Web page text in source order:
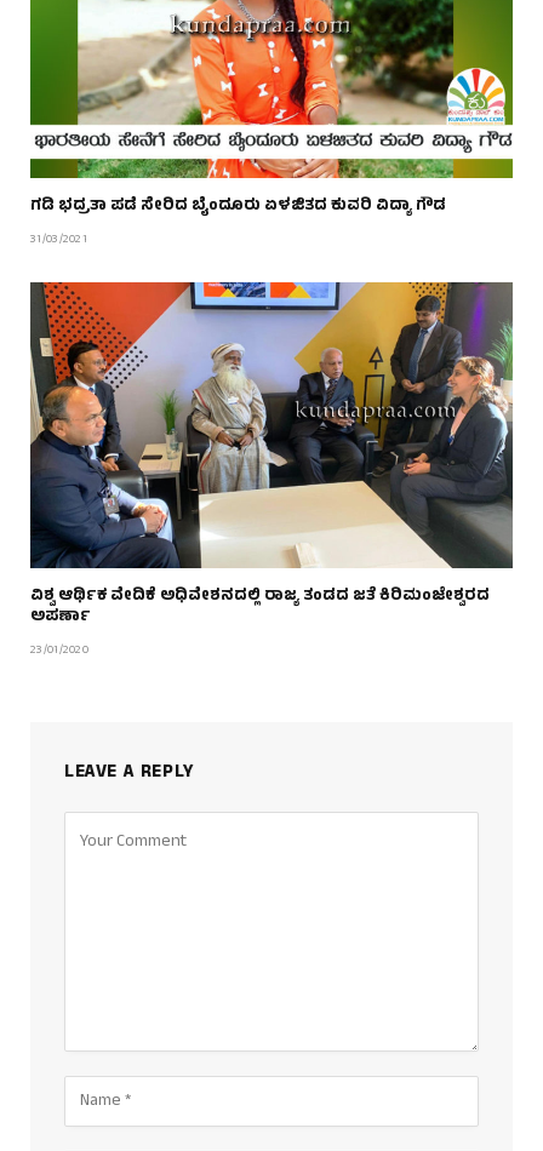
ಗಡಿ ಭದ್ರತಾ ಪಡೆ ಸೇರಿದ ಬೈಂದೂರು ಏಳಜಿತದ ಕುವರಿ ವಿದ್ಯಾ ಗೌಡ
31/03/2021
ವಿಶ್ವ ಆರ್ಥಿಕ ವೇದಿಕೆ ಅಧಿವೇಶನದಲ್ಲಿ ರಾಜ್ಯ ತಂಡದ ಜತೆ ಕಿರಿಮಂಜೇಶ್ವರದ
ಅಪರ್ಣಾ
23/01/2020
LEAVE A REPLY